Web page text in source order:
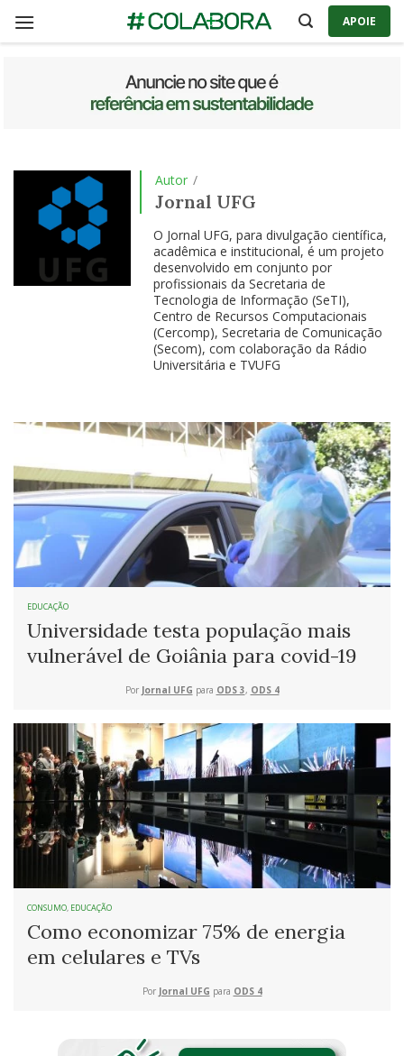
APOIE
Autor /
Jornal UFG
O Jornal UFG, para divulgação científica,
acadêmica e institucional, é um projeto
desenvolvido em conjunto por
profissionais da Secretaria de
Tecnologia de Informação (SeTI),
Centro de Recursos Computacionais
(Cercomp), Secretaria de Comunicação
(Secom), com colaboração da Rádio
Universitária e TVUFG
EDUCAÇÃO
Universidade testa população mais
vulnerável de Goiânia para covid-19
Por Jornal UFG para ODS 3, ODS 4
CONSUMO, EDUCAÇÃO
Como economizar 75% de energia
em celulares e TVs
Por Jornal UFG para ODS 4